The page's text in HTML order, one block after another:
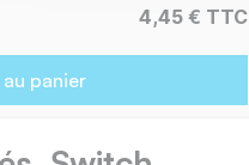
4,45 € TTC
panier